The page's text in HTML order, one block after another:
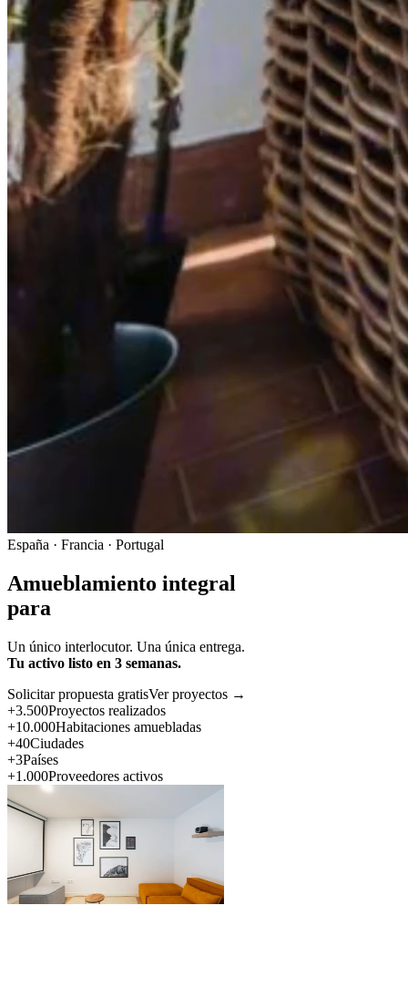
España · Francia · Portugal
Amueblamiento integral
para
Un único interlocutor. Una única entrega.
Tu activo listo en 3 semanas.
Solicitar propuesta gratisVer proyectos →
+3.500Proyectos realizados
+10.000Habitaciones amuebladas
+40Ciudades
+3Países
+1.000Proveedores activos